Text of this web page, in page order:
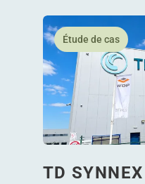
Étude de cas
TD
En savoir plus TD